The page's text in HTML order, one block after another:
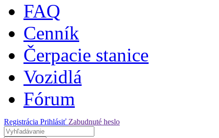
FAQ
Cenník
Čerpacie stanice
Vozidlá
Fórum
Registrácia Prihlásiť Zabudnuté heslo